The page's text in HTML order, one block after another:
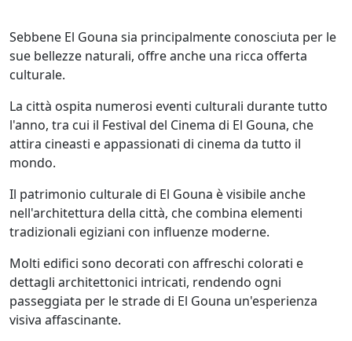
Sebbene El Gouna sia principalmente conosciuta per le
sue bellezze naturali, offre anche una ricca offerta
culturale.
La città ospita numerosi eventi culturali durante tutto
l'anno, tra cui il Festival del Cinema di El Gouna, che
attira cineasti e appassionati di cinema da tutto il
mondo.
Il patrimonio culturale di El Gouna è visibile anche
nell'architettura della città, che combina elementi
tradizionali egiziani con influenze moderne.
Molti edifici sono decorati con affreschi colorati e
dettagli architettonici intricati, rendendo ogni
passeggiata per le strade di El Gouna un'esperienza
visiva affascinante.